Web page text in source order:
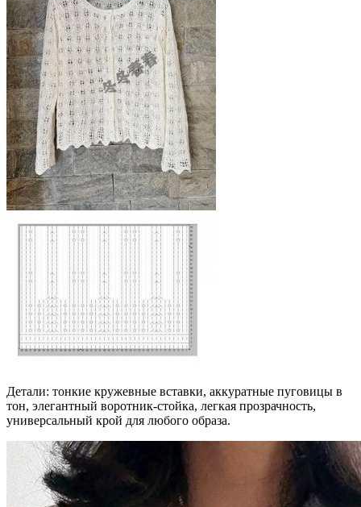
Детали: тонкие кружевные вставки, аккуратные пуговицы в
тон, элегантный воротник-стойка, легкая прозрачность,
универсальный крой для любого образа.